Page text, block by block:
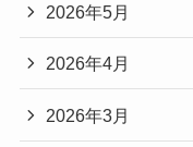
2026年5月
2026年4月
2026年3月